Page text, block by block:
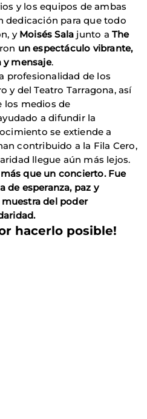
y los equipos de ambas
dedicación para que todo
y Moisés Sala junto aThe
un espectáculo vibrante,
y mensaje.
profesionalidad de los
y del Teatro Tarragona, así
los medios de
a difundir la
se extiende a
contribuido a la Fila Cero,
llegue aún más lejos.
que un concierto. Fue
de esperanza, paz y
del poder
hacerlo posible!